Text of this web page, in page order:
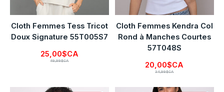
Cloth Femmes Tess Tricot
Doux Signature 55T005S7
25,00$CA
49,99$CA
Cloth Femmes Kendra Col
Rond à Manches Courtes
57T048S
20,00$CA
34,99$CA